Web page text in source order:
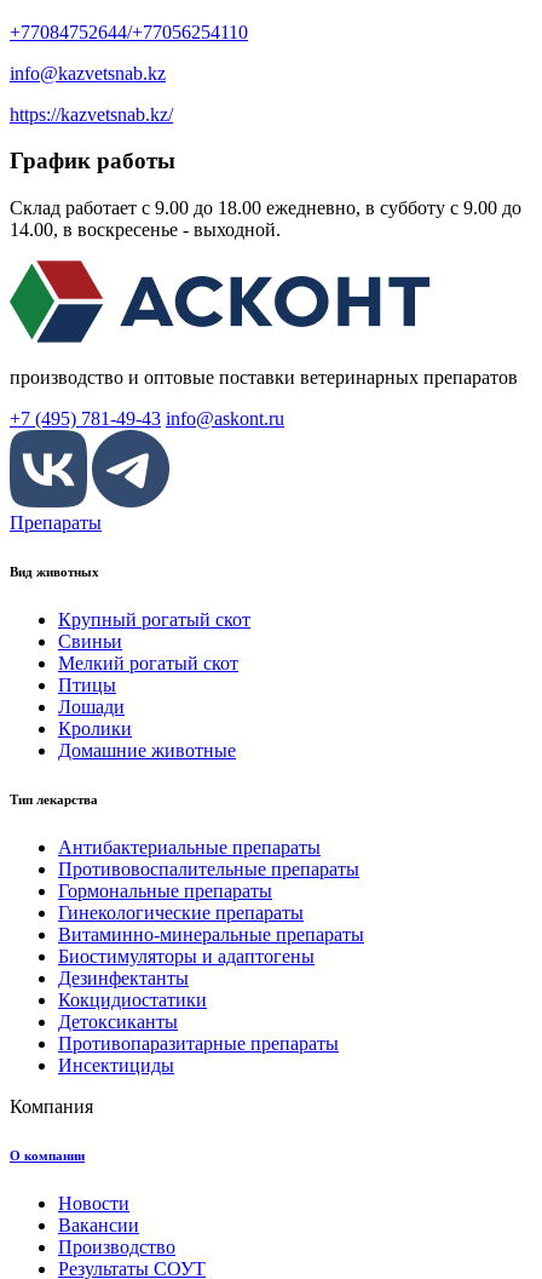
+77084752644/+77056254110
info@kazvetsnab.kz
https://kazvetsnab.kz/
График работы
Склад работает с 9.00 до 18.00 ежедневно, в субботу с 9.00 до
14.00, в воскресенье - выходной.
производство и оптовые поставки ветеринарных препаратов
+7 (495) 781-49-43 info@askont.ru
Препараты
Вид животных
Крупный рогатый скот
Свиньи
Мелкий рогатый скот
Птицы
Лошади
Кролики
Домашние животные
Тип лекарства
Антибактериальные препараты
Противовоспалительные препараты
Гормональные препараты
Гинекологические препараты
Витаминно-минеральные препараты
Биостимуляторы и адаптогены
Дезинфектанты
Кокцидиостатики
Детоксиканты
Противопаразитарные препараты
Инсектициды
Компания
О компании
Новости
Вакансии
Производство
Результаты СОУТ